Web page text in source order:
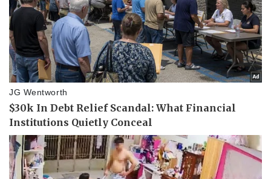
Pháp luật
Tin nóng
Tư vấn luật
Việt Nam
Phân tích